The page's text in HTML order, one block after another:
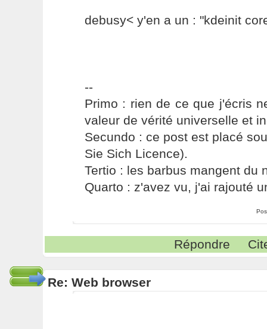
debusy< y'en a un : "kdeinit
--
Primo : rien de ce que j'écris
valeur de vérité universelle et
Secundo : ce post est placé
Sie Sich Licence).
Tertio : les barbus mangent du
Quarto : z'avez vu, j'ai rajouté
Répondre
Re: Web browser